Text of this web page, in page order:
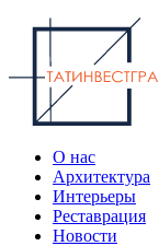
О нас
Архитектура
Интерьеры
Реставрация
Новости